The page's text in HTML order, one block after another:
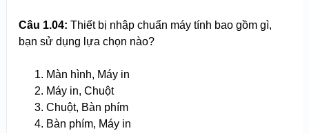
Câu 1.04: Thiết bị nhập chuẩn máy tính bao gồm gì,
bạn sử dụng lựa chọn nào?
Màn hình, Máy in
Máy in, Chuột
Chuột, Bàn phím
Bàn phím, Máy in